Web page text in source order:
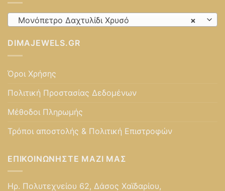
×
Μονόπετρο Δαχτυλίδι Χρυσό
DIMAJEWELS.GR
Όροι Χρήσης
Πολιτική Προστασίας Δεδομένων
Μέθοδοι Πληρωμής
Τρόποι αποστολής & Πολιτική Επιστροφών
ΕΠΙΚΟΙΝΩΝΉΣΤΕ ΜΑΖΊ ΜΑΣ
Ηρ. Πολυτεχνείου 62, Δάσος Χαϊδαρίου,